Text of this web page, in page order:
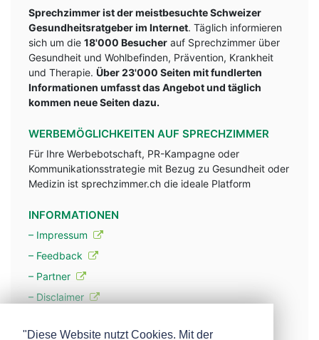
Sprechzimmer ist der meistbesuchte Schweizer
Gesundheitsratgeber im Internet. Täglich informieren
sich um die 18'000 Besucher auf Sprechzimmer über
Gesundheit und Wohlbefinden, Prävention, Krankheit
und Therapie. Über 23'000 Seiten mit fundlerten
Informationen umfasst das Angebot und täglich
kommen neue Seiten dazu.
WERBEMÖGLICHKEITEN AUF SPRECHZIMMER
Für Ihre Werbebotschaft, PR-Kampagne oder
Kommunikationsstrategie mit Bezug zu Gesundheit oder
Medizin ist sprechzimmer.ch die ideale Platform
INFORMATIONEN
– Impressum
– Feedback
– Partner
– Disclaimer
"Diese Website nutzt Cookies. Mit der